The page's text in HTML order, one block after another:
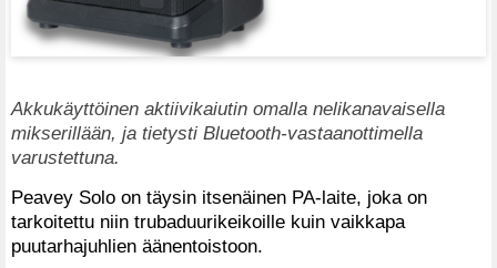
Akkukäyttöinen aktiivikaiutin omalla nelikanavaisella
mikserillään, ja tietysti Bluetooth-vastaanottimella
varustettuna.
Peavey Solo on täysin itsenäinen PA-laite, joka on
tarkoitettu niin trubaduurikeikoille kuin vaikkapa
puutarhajuhlien äänentoistoon.